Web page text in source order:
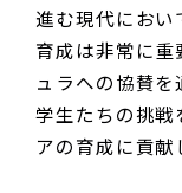
進む現代におい
育成は非常に重
ュラへの協賛を
学生たちの挑戦
アの育成に貢献